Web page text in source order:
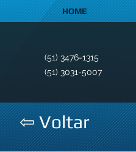
HOME
(51) 3476-1315
(51) 3031-5007
⇦ Voltar